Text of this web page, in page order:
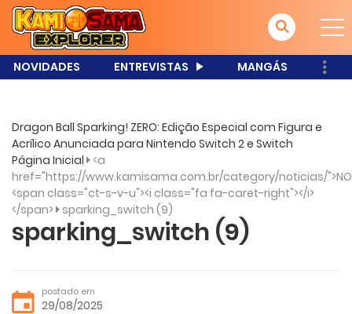
NOVIDADES ENTREVISTAS MANGÁS
Dragon Ball Sparking! ZERO: Edição Especial com Figura e
Acrílico Anunciada para Nintendo Switch 2 e Switch
Página Inicial <a
href="https://www.kamisama.com.br/category/noticias/
<span class="ct-s-v-u"><i class="fa fa-caret-right"></i>
</span> sparking_switch (9)
sparking_switch (9)
postado em
29/08/2025